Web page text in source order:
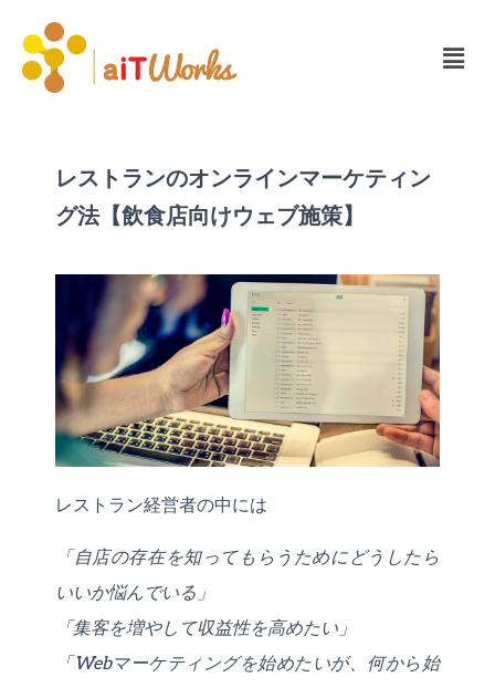
レストランのオンラインマーケティン
グ法【飲食店向けウェブ施策】
レストラン経営者の中には
「自店の存在を知ってもらうためにどうしたら
いいか悩んでいる」
「集客を増やして収益性を高めたい」
「Webマーケティングを始めたいが、何から始